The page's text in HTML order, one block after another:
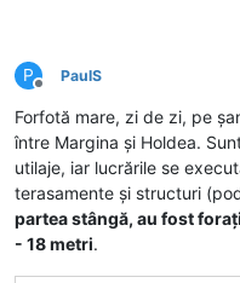
P
Deconectat
PaulS
Forfotă mare, zi de zi, pe
între Margina și Holdea.
utilaje, iar lucrările se
terasamente și structuri
partea stângă, au fost
- 18 metri.